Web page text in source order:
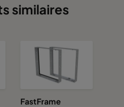
similaires
FastFrame